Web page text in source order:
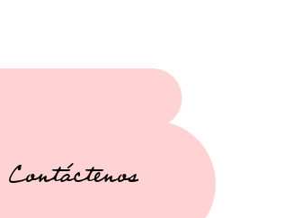
Contáctenos